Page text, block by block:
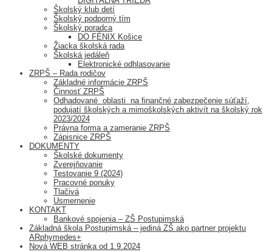
Školský klub detí
Školský podporný tím
Školský poradca
DO FÉNIX Košice
Žiacka školská rada
Školská jedáleň
Elektronické odhlasovanie
ZRPŠ – Rada rodičov
Základné informácie ZRPŠ
Činnosť ZRPŠ
Odhadované oblasti na finančné zabezpečenie súťaží,
podujatí školských a mimoškolských aktivít na školský rok
2023/2024
Právna forma a zameranie ZRPŠ
Zápisnice ZRPŠ
DOKUMENTY
Školské dokumenty
Zverejňovanie
Testovanie 9 (2024)
Pracovné ponuky
Tlačivá
Usmernenie
KONTAKT
Bankové spojenia – ZŠ Postupimská
Základná škola Postupimská – jediná ZŠ ako partner projektu
ARphymedes+
Nová WEB stránka od 1.9.2024